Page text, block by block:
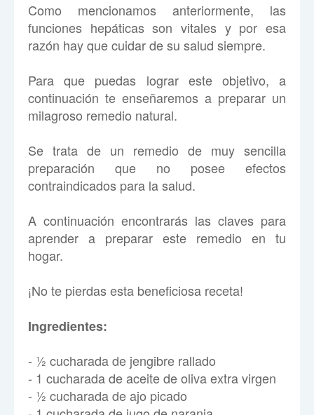
Como mencionamos anteriormente, las
funciones hepáticas son vitales y por esa
razón hay que cuidar de su salud siempre.
Para que puedas lograr este objetivo, a
continuación te enseñaremos a preparar un
milagroso remedio natural.
Se trata de un remedio de muy sencilla
preparación que no posee efectos
contraindicados para la salud.
A continuación encontrarás las claves para
aprender a preparar este remedio en tu
hogar.
¡No te pierdas esta beneficiosa receta!
Ingredientes:
- ½ cucharada de jengibre rallado
- 1 cucharada de aceite de oliva extra virgen
- ½ cucharada de ajo picado